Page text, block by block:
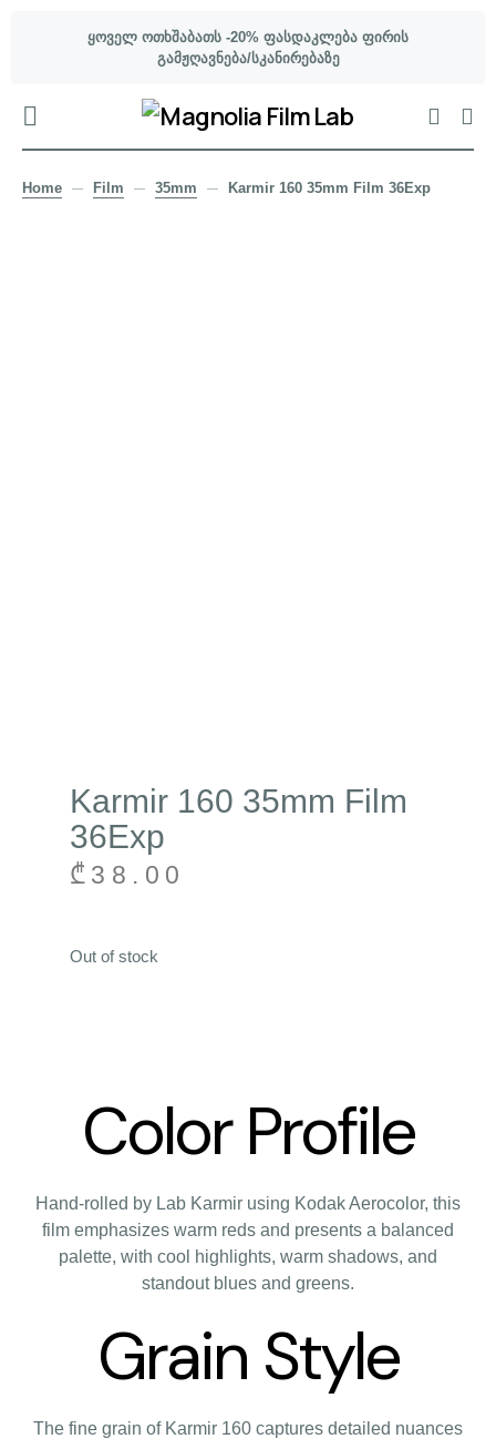
ყოველ ოთხშაბათს -20% ფასდაკლება ფირის
გამჟღავნება/სკანირებაზე
Home Film 35mm Karmir 160 35mm Film 36Exp
Karmir 160 35mm Film
36Exp
₾ 38.00
Out of stock
Color Profile
Hand-rolled by Lab Karmir using Kodak Aerocolor, this
film emphasizes warm reds and presents a balanced
palette, with cool highlights, warm shadows, and
standout blues and greens.
Grain Style
The fine grain of Karmir 160 captures detailed nuances